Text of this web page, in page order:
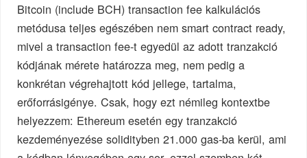
Bitcoin (include BCH) transaction fee kalkulációs
metódusa teljes egészében nem smart contract ready,
mivel a transaction fee-t egyedül az adott tranzakció
kódjának mérete határozza meg, nem pedig a
konkrétan végrehajtott kód jellege, tartalma,
erőforrásigénye. Csak, hogy ezt némileg kontextbe
helyezzem: Ethereum esetén egy tranzakció
kezdeményezése solidityben 21.000 gas-ba kerül, ami